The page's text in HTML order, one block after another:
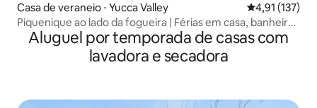
Casa de veraneio ⋅ Yucca Valley 4,91 de uma
4,91 (137)
Piquenique ao lado da fogueira | Férias em casa, banheira
de cowboy
Aluguel por temporada de casas com
lavadora e secadora